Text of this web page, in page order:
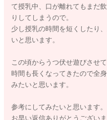
吸ってもらう時間を少し短め
良いのではと感じました。
そして生まれてひと月が経過
生後3ヶ月ごろまでは満腹中枢
眠たくなるまで泣いて欲しが
目の前にいる間だけでも、う
ていただくのも良いかと思いま
て授乳中、口が離れてもまだ
りしてしまうので。
少し授乳の時間を短くしたり
いと思います。
この頃からうつ伏せ遊びさせ
時間も長くなってきたので全
みたいと思います。
参考にしてみたいと思います。
お早い返信ありがとうございま